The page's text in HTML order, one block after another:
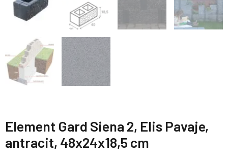
Element Gard Siena 2, Elis Pavaje,
antracit, 48x24x18,5 cm